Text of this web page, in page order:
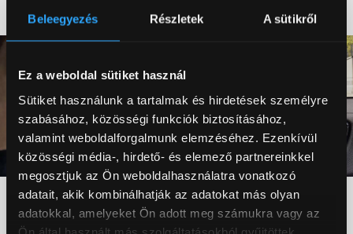
Beleegyezés Részletek A sütikről
Ez a weboldal sütiket használ
Sütiket használunk a tartalmak és hirdetések személyre
szabásához, közösségi funkciók biztosításához,
valamint weboldalforgalmunk elemzéséhez. Ezenkívül
közösségi média-, hirdető- és elemező partnereinkkel
megosztjuk az Ön weboldalhasználatra vonatkozó
adatait, akik kombinálhatják az adatokat más olyan
adatokkal, amelyeket Ön adott meg számukra vagy az
Ön által használt más szolgáltatásokból gyűjtöttek.
Vágyaihoz és igényeihez
igazítva